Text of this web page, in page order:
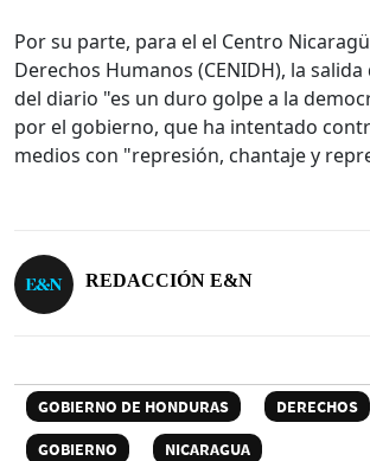
Por su parte, para el el Centro
Derechos Humanos (CENIDH), la
del diario "es un duro golpe a la
por el gobierno, que ha intentado
medios con "represión, chantaje y
REDACCIÓN E&N
GOBIERNO DE HONDURAS DERECHOS
GOBIERNO
NICARAGUA